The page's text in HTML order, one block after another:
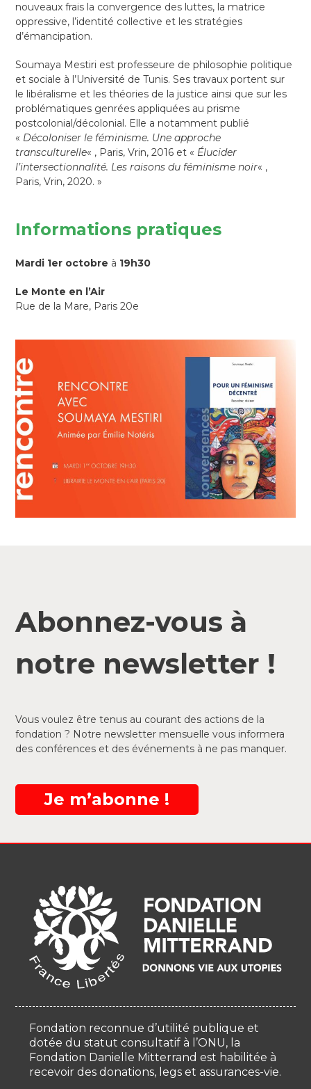
nouveaux frais la convergence des luttes, la matrice
oppressive, l’identité collective et les stratégies
d’émancipation.
Soumaya Mestiri est professeure de philosophie politique
et sociale à l’Université de Tunis. Ses travaux portent sur
le libéralisme et les théories de la justice ainsi que sur les
problématiques genrées appliquées au prisme
postcolonial/décolonial. Elle a notamment publié
« Décoloniser le féminisme. Une approche
transculturelle« , Paris, Vrin, 2016 et « Élucider
l’intersectionnalité. Les raisons du féminisme noir« ,
Paris, Vrin, 2020. »
Informations pratiques
Mardi 1er octobre à 19h30
Le Monte en l’Air
Rue de la Mare, Paris 20e
Abonnez-vous à
notre newsletter !
Vous voulez être tenus au courant des actions de la
fondation ? Notre newsletter mensuelle vous informera
des conférences et des événements à ne pas manquer.
Je m’abonne !
Fondation reconnue d’utilité publique et
dotée du statut consultatif à l’ONU, la
Fondation Danielle Mitterrand est habilitée à
recevoir des donations, legs et assurances-vie.